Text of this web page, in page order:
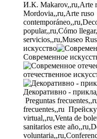
И.К. Makarov,,ru,Arte
Mordovia,,ru,Arte ruso
popular,,ru,Cómo
servicios,,ru,Museo
искусство
Современное
отечественное
Декоративно -
Preguntas
frecuentes,,ru
virtual,,ru,Venta de
sanitarios este